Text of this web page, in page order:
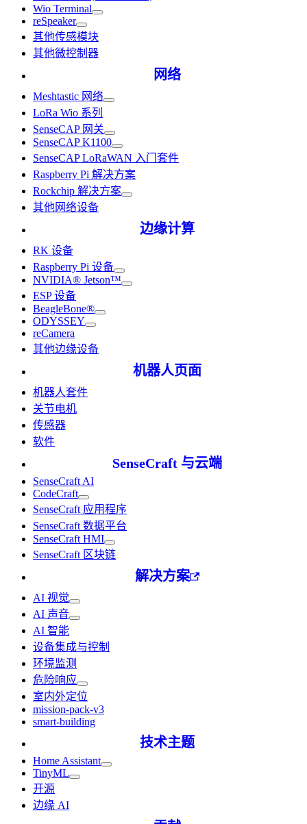
Wio Terminal
reSpeaker
其他传感模块
其他微控制器
网络
Meshtastic 网络
LoRa Wio 系列
SenseCAP 网关
SenseCAP K1100
SenseCAP LoRaWAN 入门套件
Raspberry Pi 解决方案
Rockchip 解决方案
其他网络设备
边缘计算
RK 设备
Raspberry Pi 设备
NVIDIA® Jetson™
ESP 设备
BeagleBone®
ODYSSEY
reCamera
其他边缘设备
机器人页面
机器人套件
关节电机
传感器
软件
SenseCraft 与云端
SenseCraft AI
CodeCraft
SenseCraft 应用程序
SenseCraft 数据平台
SenseCraft HMI
SenseCraft 区块链
解决方案
AI 视觉
AI 声音
AI 智能
设备集成与控制
环境监测
危险响应
室内外定位
mission-pack-v3
smart-building
技术主题
Home Assistant
TinyML
开源
边缘 AI